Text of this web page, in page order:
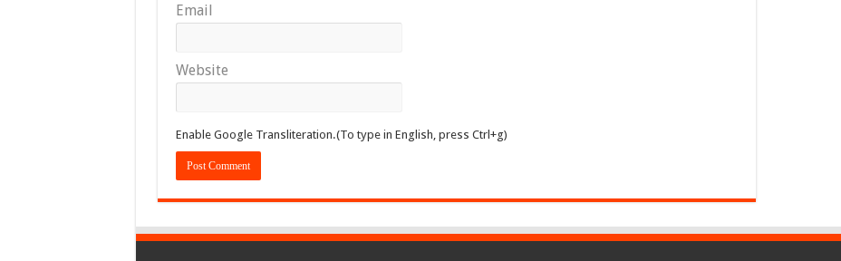
Email
Website
Enable Google Transliteration.(To type in English, press Ctrl+g)